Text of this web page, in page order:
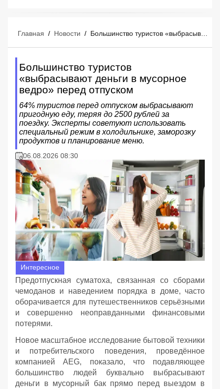
Главная / Новости /
Большинство туристов
«выбрасывают деньги в мусорное
ведро» перед отпуском
64% туристов перед отпуском выбрасывают
пригодную еду, теряя до 2500 рублей за
поездку. Эксперты советуют использовать
специальный режим в холодильнике, заморозку
продуктов и планирование меню.
06.08.2026 08:30
Интересное
Предотпускная суматоха, связанная со сборами
чемоданов и наведением порядка в доме, часто
оборачивается для путешественников серьёзными
и совершенно неоправданными финансовыми
потерями.
Новое масштабное исследование бытовой техники
и потребительского поведения, проведённое
компанией AEG, показало, что подавляющее
большинство людей буквально выбрасывают
деньги в мусорный бак прямо перед выездом в